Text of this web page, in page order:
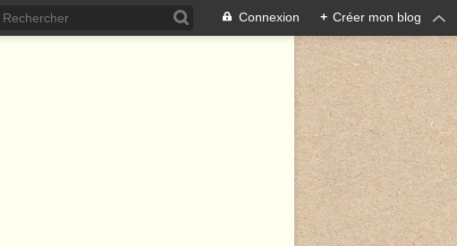
Connexion + Créer mon blog